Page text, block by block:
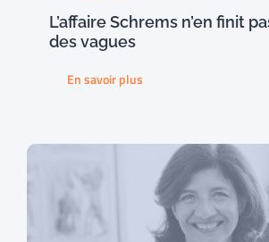
L’affaire Schrems n’en finit
des vagues
En savoir plus